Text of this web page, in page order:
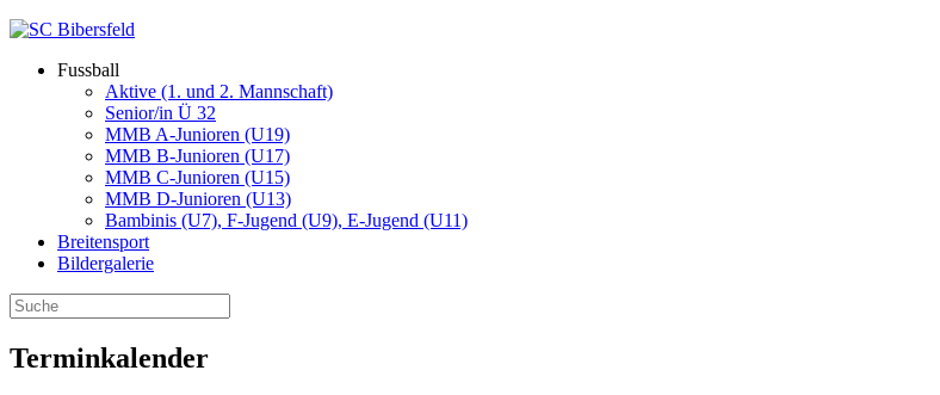
Fussball
Aktive (1. und 2. Mannschaft)
Senior/in Ü 32
MMB A-Junioren (U19)
MMB B-Junioren (U17)
MMB C-Junioren (U15)
MMB D-Junioren (U13)
Bambinis (U7), F-Jugend (U9), E-Jugend (U11)
Breitensport
Bildergalerie
Terminkalender